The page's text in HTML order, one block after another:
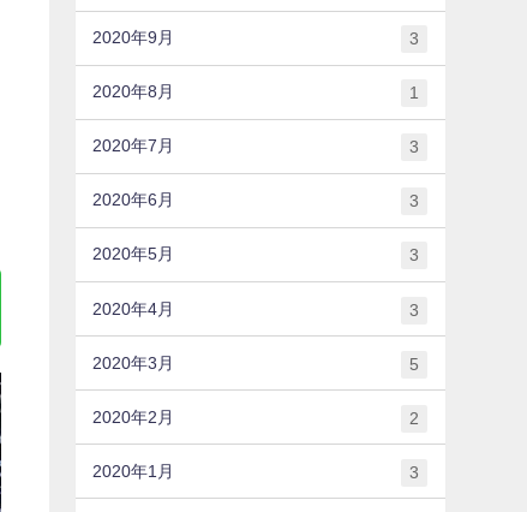
2020年9月 3
2020年8月 1
2020年7月 3
2020年6月 3
2020年5月 3
2020年4月 3
2020年3月 5
2020年2月 2
2020年1月 3